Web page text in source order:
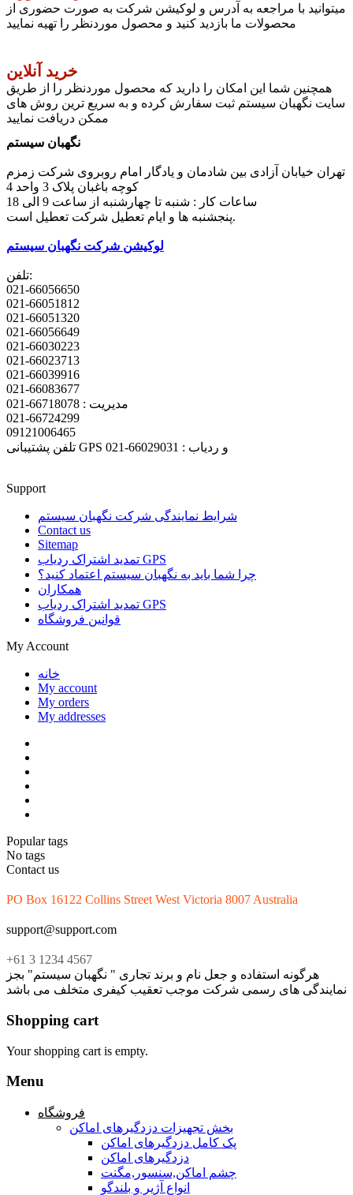
میتوانید با مراجعه به آدرس و لوکیشن شرکت به صورت حضوری از
محصولات ما بازدید کنید و محصول موردنظر را تهیه نمایید
خرید آنلاین
همچنین شما این امکان را دارید که محصول موردنظر را از طریق
سایت نگهبان سیستم ثبت سفارش کرده و به سریع ترین روش های
ممکن دریافت نمایید
نگهبان سیستم
تهران خیابان آزادی بین شادمان و یادگار امام روبروی شرکت زمزم
کوچه باغبان پلاک 3 واحد 4
پنجشنبه ها و ایام تعطیل شرکت تعطیل است.
لوکیشن شرکت نگهبان سیستم
تلفن:
021-66056650
021-66051812
021-66051320
021-66056649
021-66030223
021-66023713
021-66039916
021-66083677
مدیریت : 66718078-021
021-66724299
09121006465
تلفن پشتیبانی GPS و ردیاب : 66029031-021
Support
شرایط نمایندگی شرکت نگهبان سیستم
Contact us
Sitemap
تمدید اشتراک ردیاب GPS
چرا شما باید به نگهبان سیستم اعتماد کنید؟
همکاران
تمدید اشتراک ردیاب GPS
قوانین فروشگاه
My Account
خانه
My account
My orders
My addresses
Popular tags
No tags
Contact us
PO Box 16122 Collins Street West Victoria 8007 Australia
support@support.com
+61 3 1234 4567
هرگونه استفاده و جعل نام و برند تجاری " نگهبان سیستم" بجز
نمایندگی های رسمی شرکت موجب تعقیب کیفری متخلف می باشد
Shopping cart
Your shopping cart is empty.
Menu
فروشگاه
بخش تجهیزات دزدگیرهای اماکن
پک کامل دزدگیرهای اماکن
دزدگیرهای اماکن
چشم اماکن,سنسور,مگنت
انواع آژیر و بلندگو